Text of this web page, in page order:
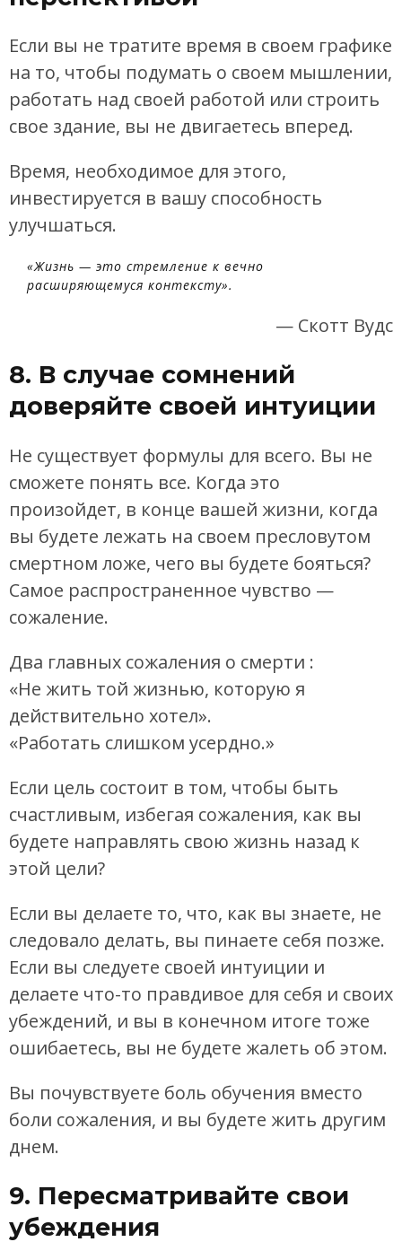
Если вы не тратите время в своем графике
на то, чтобы подумать о своем мышлении,
работать над своей работой или строить
свое здание, вы не двигаетесь вперед.
Время, необходимое для этого,
инвестируется в вашу способность
улучшаться.
«Жизнь — это стремление к вечно
расширяющемуся контексту».
— Скотт Вудс
8. В случае сомнений
доверяйте своей интуиции
Не существует формулы для всего. Вы не
сможете понять все. Когда это
произойдет, в конце вашей жизни, когда
вы будете лежать на своем пресловутом
смертном ложе, чего вы будете бояться?
Самое распространенное чувство —
сожаление.
Два главных сожаления о смерти :
«Не жить той жизнью, которую я
действительно хотел».
«Работать слишком усердно.»
Если цель состоит в том, чтобы быть
счастливым, избегая сожаления, как вы
будете направлять свою жизнь назад к
этой цели?
Если вы делаете то, что, как вы знаете, не
следовало делать, вы пинаете себя позже.
Если вы следуете своей интуиции и
делаете что-то правдивое для себя и своих
убеждений, и вы в конечном итоге тоже
ошибаетесь, вы не будете жалеть об этом.
Вы почувствуете боль обучения вместо
боли сожаления, и вы будете жить другим
днем.
9. Пересматривайте свои
убеждения